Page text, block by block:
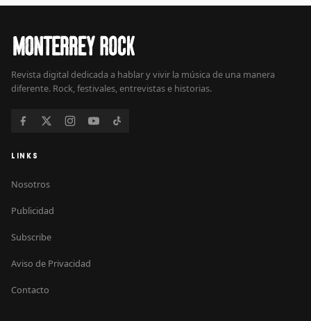
Revista digital dedicada a hablar y vivir la música de una manera
diferente. Rock, festivales, entrevistas e historias.
LINKS
Nosotros
Publicidad
Subscribe
Aviso de Privacidad
Contacto